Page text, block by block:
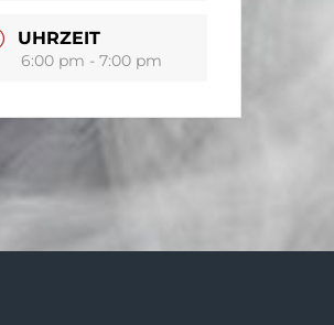
UHRZEIT
6:00 pm - 7:00 pm